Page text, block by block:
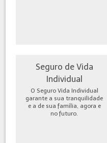
Seguro de Vida
Individual
O Seguro Vida Individual
garante a sua tranquilidade
e a de sua família, agora e
no futuro.